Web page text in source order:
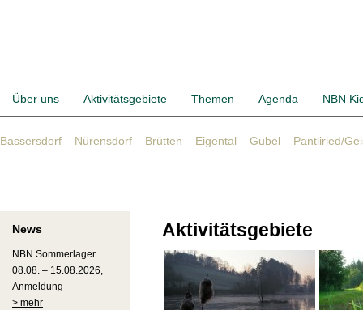
Über uns Aktivitätsgebiete Themen Agenda NBN
Bassersdorf Nürensdorf Brütten Eigental Gubel Pantliried/
News
NBN Sommerlager
08.08. – 15.08.2026,
Anmeldung
> mehr
Aktivitätsgebiete